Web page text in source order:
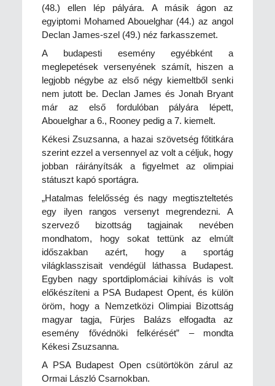
(48.) ellen lép pályára. A másik ágon az
egyiptomi Mohamed Abouelghar (44.) az angol
Declan James-szel (49.) néz farkasszemet.
A budapesti esemény egyébként a
meglepetések versenyének számít, hiszen a
legjobb négybe az első négy kiemeltből senki
nem jutott be. Declan James és Jonah Bryant
már az első fordulóban pályára lépett,
Abouelghar a 6., Rooney pedig a 7. kiemelt.
Kékesi Zsuzsanna, a hazai szövetség főtitkára
szerint ezzel a versennyel az volt a céljuk, hogy
jobban ráirányítsák a figyelmet az olimpiai
státuszt kapó sportágra.
„Hatalmas felelősség és nagy megtiszteltetés
egy ilyen rangos versenyt megrendezni. A
szervező bizottság tagjainak nevében
mondhatom, hogy sokat tettünk az elmúlt
időszakban azért, hogy a sportág
világklasszisait vendégül láthassa Budapest.
Egyben nagy sportdiplomáciai kihívás is volt
előkészíteni a PSA Budapest Opent, és külön
öröm, hogy a Nemzetközi Olimpiai Bizottság
magyar tagja, Fürjes Balázs elfogadta az
esemény fővédnöki felkérését” – mondta
Kékesi Zsuzsanna.
A PSA Budapest Open csütörtökön zárul az
Ormai László Csarnokban.